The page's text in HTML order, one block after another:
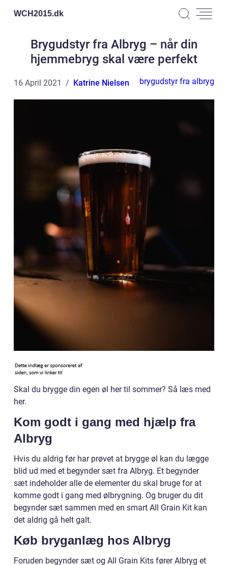
WCH2015.dk
Brygudstyr fra Albryg – når din
hjemmebryg skal være perfekt
16 April 2021 Katrine Nielsen brygudstyr fra albryg
Skal du brygge din egen øl her til sommer? Så læs med
her.
Kom godt i gang med hjælp fra
Albryg
Hvis du aldrig før har prøvet at brygge øl kan du lægge
blid ud med et begynder sæt fra Albryg. Et begynder
sæt indeholder alle de elementer du skal bruge for at
komme godt i gang med ølbrygning. Og bruger du dit
begynder sæt sammen med en smart All Grain Kit kan
det aldrig gå helt galt.
Køb bryganlæg hos Albryg
Foruden begynder sæt og All Grain Kits fører Albryg et